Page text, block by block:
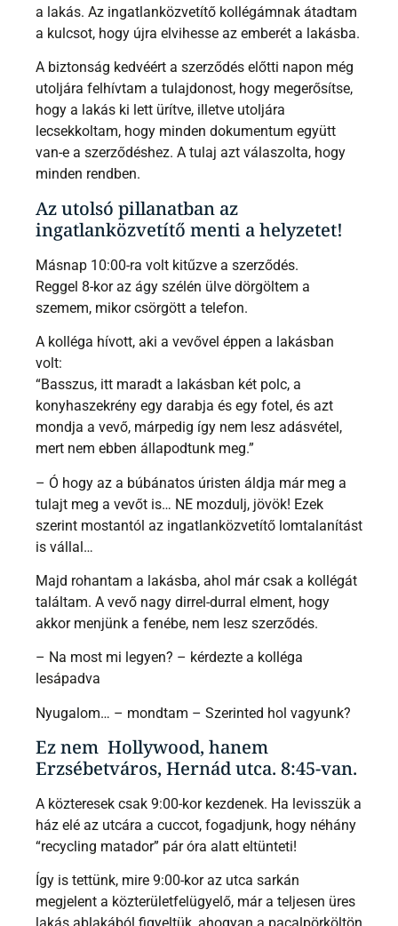
a lakás. Az ingatlanközvetítő kollégámnak átadtam
a kulcsot, hogy újra elvihesse az emberét a lakásba.
A biztonság kedvéért a szerződés előtti napon még
utoljára felhívtam a tulajdonost, hogy megerősítse,
hogy a lakás ki lett ürítve, illetve utoljára
lecsekkoltam, hogy minden dokumentum együtt
van-e a szerződéshez. A tulaj azt válaszolta, hogy
minden rendben.
Az utolsó pillanatban az
ingatlanközvetítő menti a helyzetet!
Másnap 10:00-ra volt kitűzve a szerződés.
Reggel 8-kor az ágy szélén ülve dörgöltem a
szemem, mikor csörgött a telefon.
A kolléga hívott, aki a vevővel éppen a lakásban
volt:
“Basszus, itt maradt a lakásban két polc, a
konyhaszekrény egy darabja és egy fotel, és azt
mondja a vevő, márpedig így nem lesz adásvétel,
mert nem ebben állapodtunk meg.”
– Ó hogy az a búbánatos úristen áldja már meg a
tulajt meg a vevőt is… NE mozdulj, jövök! Ezek
szerint mostantól az ingatlanközvetítő lomtalanítást
is vállal…
Majd rohantam a lakásba, ahol már csak a kollégát
találtam. A vevő nagy dirrel-durral elment, hogy
akkor menjünk a fenébe, nem lesz szerződés.
– Na most mi legyen? – kérdezte a kolléga
lesápadva
Nyugalom… – mondtam – Szerinted hol vagyunk?
Ez nem Hollywood, hanem
Erzsébetváros, Hernád utca. 8:45-van.
A közteresek csak 9:00-kor kezdenek. Ha levisszük a
ház elé az utcára a cuccot, fogadjunk, hogy néhány
“recycling matador” pár óra alatt eltünteti!
Így is tettünk, mire 9:00-kor az utca sarkán
megjelent a közterületfelügyelő, már a teljesen üres